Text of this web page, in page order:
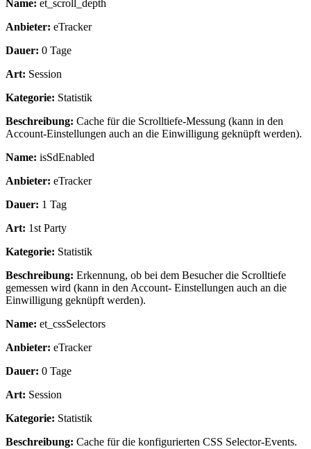
Name: et_scroll_depth
Anbieter: eTracker
Dauer: 0 Tage
Art: Session
Kategorie: Statistik
Beschreibung: Cache für die Scrolltiefe-Messung (kann in den
Account-Einstellungen auch an die Einwilligung geknüpft werden).
Name: isSdEnabled
Anbieter: eTracker
Dauer: 1 Tag
Art: 1st Party
Kategorie: Statistik
Beschreibung: Erkennung, ob bei dem Besucher die Scrolltiefe
gemessen wird (kann in den Account- Einstellungen auch an die
Einwilligung geknüpft werden).
Name: et_cssSelectors
Anbieter: eTracker
Dauer: 0 Tage
Art: Session
Kategorie: Statistik
Beschreibung: Cache für die konfigurierten CSS Selector-Events.